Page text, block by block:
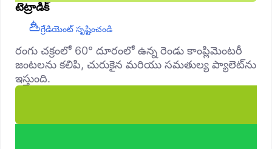
టెట్రాడిక్
గ్రేడియెంట్ సృష్టించండి
రంగు చక్రంలో 60° దూరంలో ఉన్న రెండు కాంప్లిమెంటరీ
జంటలను కలిపి, చురుకైన మరియు సమతుల్య ప్యాలెట్‌ను
ఇస్తుంది.